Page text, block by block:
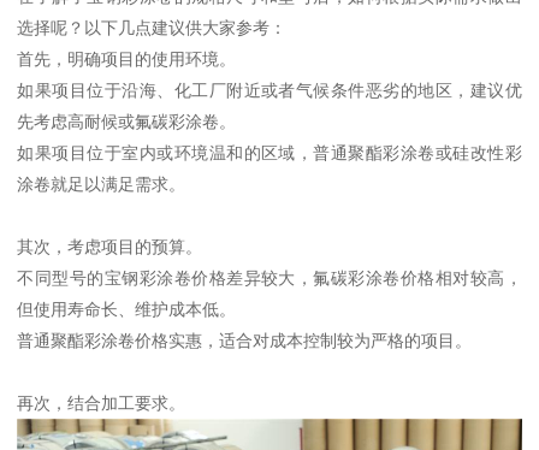
选择呢？以下几点建议供大家参考：
首先，明确项目的使用环境。
如果项目位于沿海、化工厂附近或者气候条件恶劣的地区，建议优
先考虑高耐候或氟碳彩涂卷。
如果项目位于室内或环境温和的区域，普通聚酯彩涂卷或硅改性彩
涂卷就足以满足需求。
其次，考虑项目的预算。
不同型号的宝钢彩涂卷价格差异较大，氟碳彩涂卷价格相对较高，
但使用寿命长、维护成本低。
普通聚酯彩涂卷价格实惠，适合对成本控制较为严格的项目。
再次，结合加工要求。